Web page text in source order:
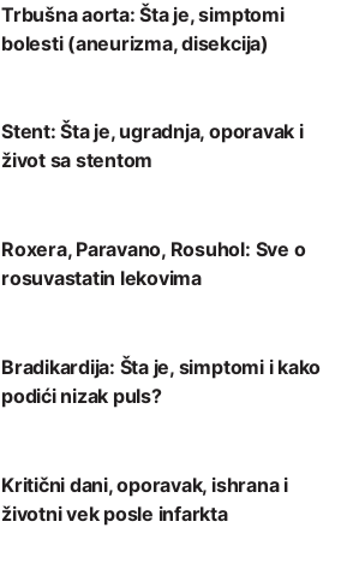
Trbušna aorta: Šta je, simptomi
bolesti (aneurizma, disekcija)
Stent: Šta je, ugradnja, oporavak i
život sa stentom
Roxera, Paravano, Rosuhol: Sve o
rosuvastatin lekovima
Bradikardija: Šta je, simptomi i kako
podići nizak puls?
Kritični dani, oporavak, ishrana i
životni vek posle infarkta